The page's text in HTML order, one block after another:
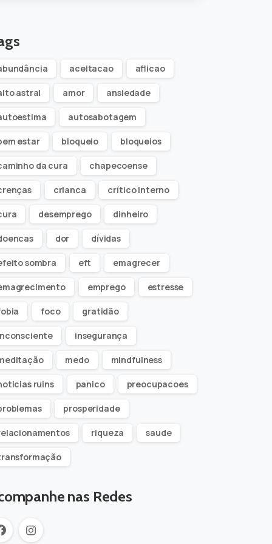
aceitacao aflicao
astral amor ansiedade
autosabotagem
estar bloqueio bloqueios
da cura chapecoense
crianca crítico interno
desemprego dinheiro
dor dívidas
sombra eft emagrecer
emprego estresse
foco gratidão
insegurança
medo mindfulness
ruins panico preocupacoes
prosperidade
riqueza saude
nas Redes